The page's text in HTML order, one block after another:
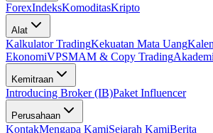
ForexIndeksKomoditasKripto
Alat
Kalkulator TradingKekuatan Mata Uang
EkonomiVPSMAM & Copy TradingAkademi
Kemitraan
Introducing Broker (IB)Paket Influencer
Perusahaan
KontakMengapa KamiSejarah KamiBerita